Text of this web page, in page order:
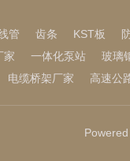
管 齿条 KST板
家 一体化泵站
玻璃
电缆桥架厂家 高速公